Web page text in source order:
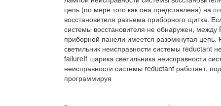
цепь (по мере того как она представлена) на
восстановителя разъема приборного щитка.
системы восстановителя не обнаружен,
приборной панели имеется разомкнутая
светильник неисправности системы reductant
failureIf шарика светильника неисправности
неисправности системы reductant работает,
программируя